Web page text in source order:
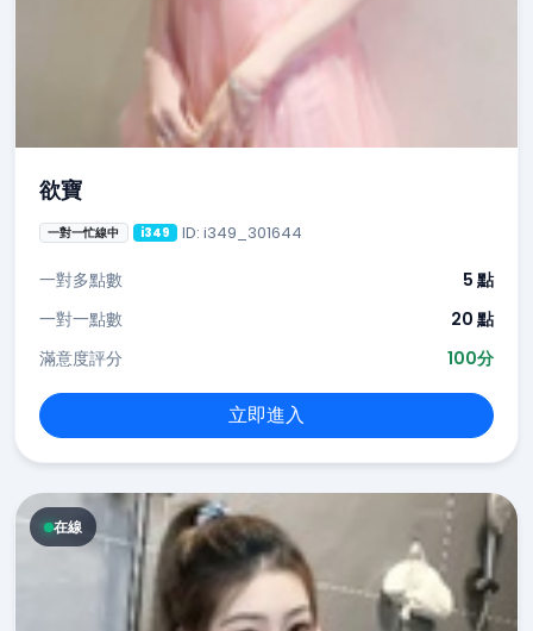
欲寶
一對一忙線中 i349 ID: i349_301644
一對多點數
5 點
一對一點數
20 點
滿意度評分
100分
立即進入
在線